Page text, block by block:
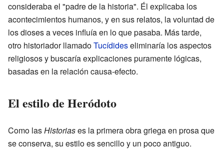
consideraba el "padre de la historia". Él explicaba los
acontecimientos humanos, y en sus relatos, la voluntad de
los dioses a veces influía en lo que pasaba. Más tarde,
otro historiador llamadoTucídideseliminaría los aspectos
religiosos y buscaría explicaciones puramente lógicas,
basadas en la relación causa-efecto.
El estilo de Heródoto
Como lasHistoriases la primera obra griega en prosa que
se conserva, su estilo es sencillo y un poco antiguo.